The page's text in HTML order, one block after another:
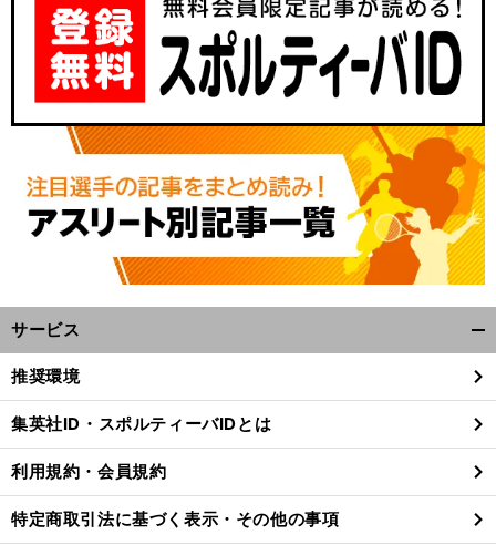
う
〜」
へ
サービス
閉
る
推奨環境
集英社ID・スポルティーバIDとは
利用規約・会員規約
特定商取引法に基づく表示・その他の事項